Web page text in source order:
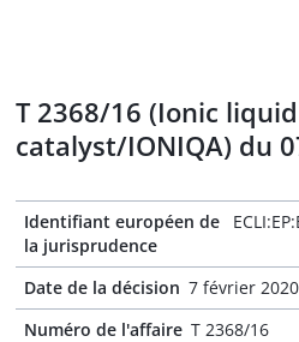
T 2368/16 (Ionic
catalyst/IONIQA) du
Identifiant européen de
la jurisprudence
Date de la décision 7 février 2020
Numéro de l'affaire T 2368/16